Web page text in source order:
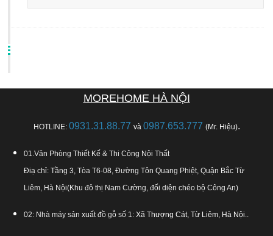
MOREHOME HÀ NỘI
HOTLINE: 0931.31.88.77 và 0987.653.777 (Mr. Hiệu).
01.Văn Phòng Thiết Kế & Thi Công Nội Thất
Điạ chỉ: Tầng 3, Tòa T6-08, Đường Tôn Quang Phiệt, Quận Bắc Từ
Liêm, Hà Nội(Khu đô thị Nam Cường, đối diện chéo bộ Công An)
02: Nhà máy sản xuất đồ gỗ số 1: Xã Thượng Cát, Từ Liêm, Hà Nội.